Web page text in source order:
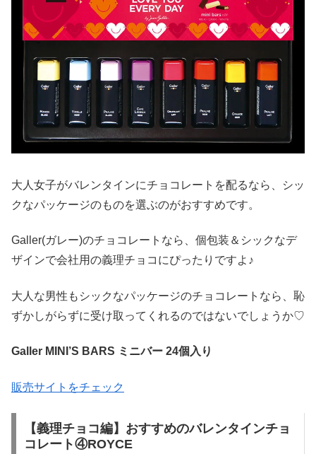
大人女子がバレンタインにチョコレートを配るなら、シッ
クなパッケージのものを選ぶのがおすすめです。
Galler(ガレー)のチョコレートなら、個包装＆シックなデ
ザインで会社用の義理チョコにぴったりですよ♪
大人な男性もシックなパッケージのチョコレートなら、恥
ずかしがらずに受け取ってくれるのではないでしょうか♡
Galler MINI’S BARS ミニバー 24個入り
販売サイトをチェック
【義理チョコ編】おすすめのバレンタインチョ
コレート④ROYCE